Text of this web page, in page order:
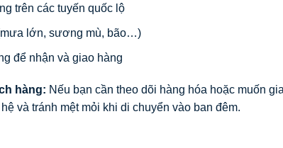
trên các tuyến quốc lộ
lớn, sương mù, bão…)
để nhận và giao hàng
hàng: Nếu bạn cần theo dõi hàng hóa hoặc muốn
và tránh mệt mỏi khi di chuyển vào ban đêm.